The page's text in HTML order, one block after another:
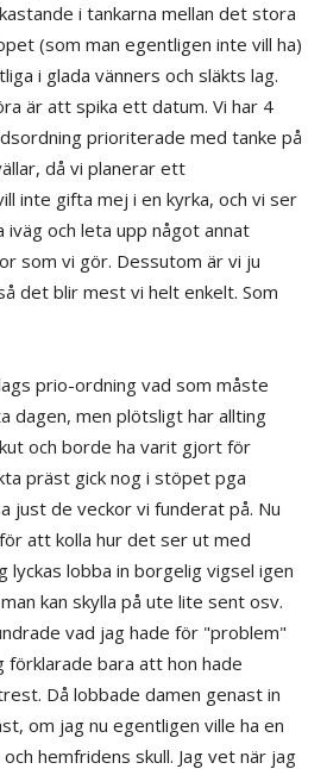
i tankarna mellan det stora
(som man egentligen inte vill ha)
i glada vänners och släkts lag.
är att spika ett datum. Vi har 4
prioriterade med tanke på
då vi planerar ett
inte gifta mej i en kyrka, och vi ser
iväg och leta upp något annat
som vi gör. Dessutom är vi ju
det blir mest vi helt enkelt. Som
prio-ordning vad som måste
dagen, men plötsligt har allting
och borde ha varit gjort för
präst gick nog i stöpet pga
just de veckor vi funderat på. Nu
att kolla hur det ser ut med
lobba in borgelig vigsel igen
kan skylla på ute lite sent osv.
vad jag hade för "problem"
förklarade bara att hon hade
Då lobbade damen genast in
om jag nu egentligen ville ha en
hemfridens skull. Jag vet när jag